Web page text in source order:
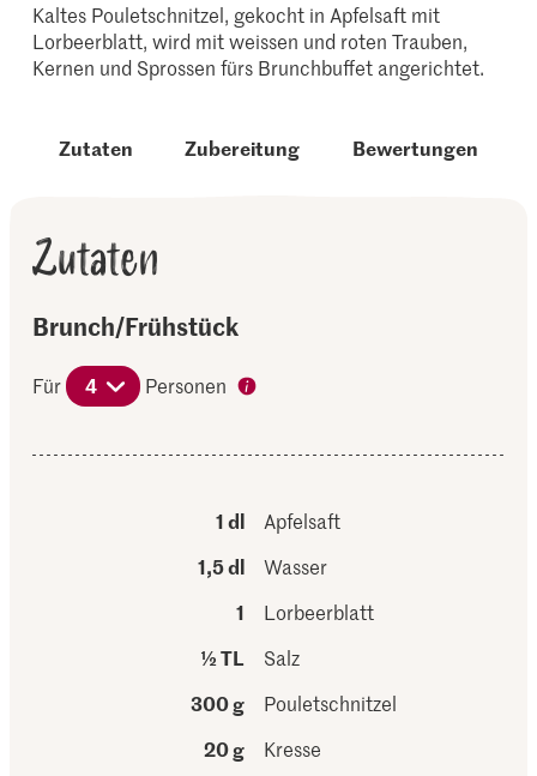
Kaltes Pouletschnitzel, gekocht in Apfelsaft mit
Lorbeerblatt, wird mit weissen und roten Trauben,
Kernen und Sprossen fürs Brunchbuffet angerichtet.
Zutaten Zubereitung Bewertungen
Zutaten
Brunch/Frühstück
Für 4 Personen
1 dl
Apfelsaft
1,5 dl
Wasser
1
Lorbeerblatt
½ TL
Salz
300 g
Pouletschnitzel
20 g
Kresse